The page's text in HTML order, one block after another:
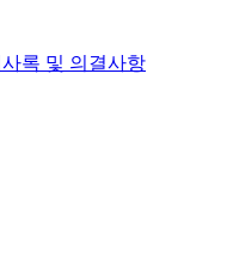
록 및 의결사항